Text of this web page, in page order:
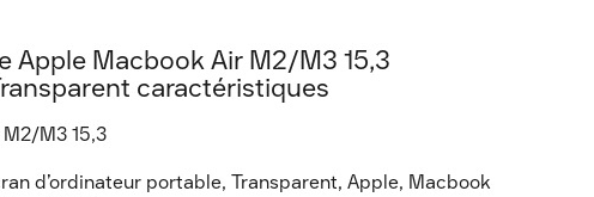
Apple Macbook Air M2/M3 15,3
caractéristiques
M3 15,3
d’ordinateur portable, Transparent, Apple, Macbook